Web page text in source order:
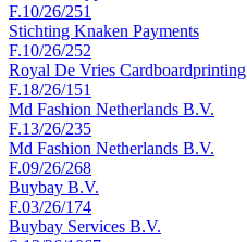
F.10/26/251
Stichting Knaken Payments
F.10/26/252
Royal De Vries Cardboardprinting
F.18/26/151
Md Fashion Netherlands B.V.
F.13/26/235
Md Fashion Netherlands B.V.
F.09/26/268
Buybay B.V.
F.03/26/174
Buybay Services B.V.